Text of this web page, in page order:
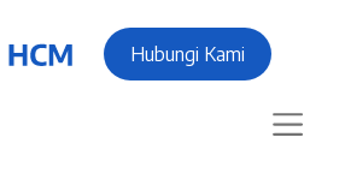
Hubungi Kami